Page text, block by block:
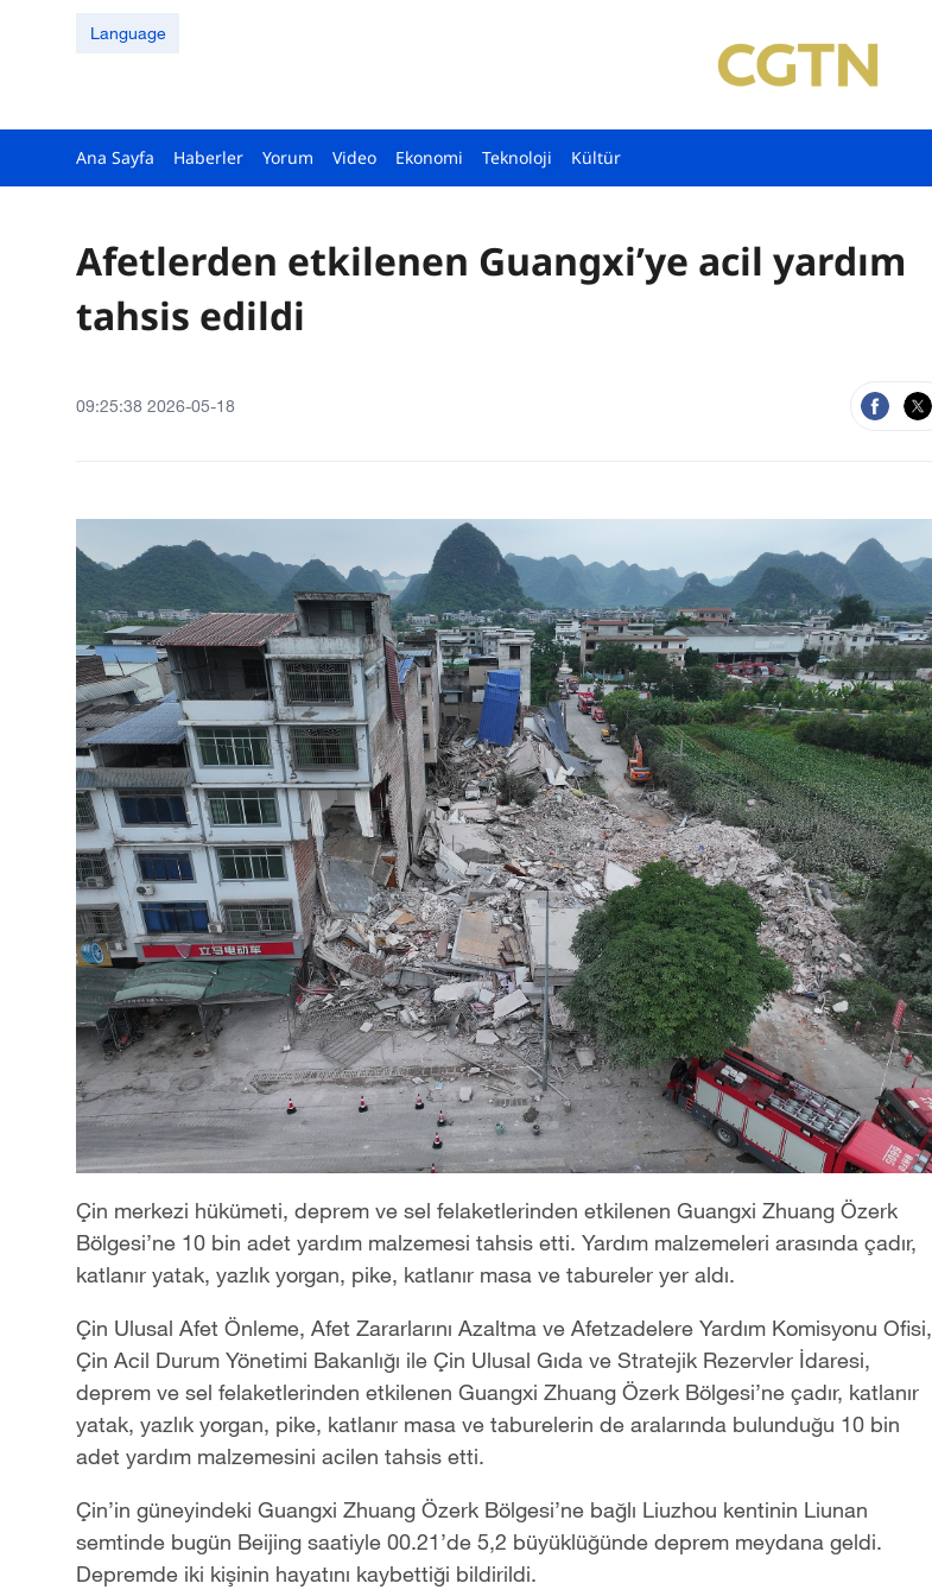
Language
Ana Sayfa Haberler Yorum Video Ekonomi Teknoloji Kültür
Afetlerden etkilenen Guangxi’ye acil yardım
tahsis edildi
09:25:38 2026-05-18
Çin merkezi hükümeti, deprem ve sel felaketlerinden etkilenen Guangxi Zhuang Özerk
Bölgesi’ne 10 bin adet yardım malzemesi tahsis etti. Yardım malzemeleri arasında çadır,
katlanır yatak, yazlık yorgan, pike, katlanır masa ve tabureler yer aldı.
Çin Ulusal Afet Önleme, Afet Zararlarını Azaltma ve Afetzadelere Yardım Komisyonu Ofisi,
Çin Acil Durum Yönetimi Bakanlığı ile Çin Ulusal Gıda ve Stratejik Rezervler İdaresi,
deprem ve sel felaketlerinden etkilenen Guangxi Zhuang Özerk Bölgesi’ne çadır, katlanır
yatak, yazlık yorgan, pike, katlanır masa ve taburelerin de aralarında bulunduğu 10 bin
adet yardım malzemesini acilen tahsis etti.
Çin’in güneyindeki Guangxi Zhuang Özerk Bölgesi’ne bağlı Liuzhou kentinin Liunan
semtinde bugün Beijing saatiyle 00.21’de 5,2 büyüklüğünde deprem meydana geldi.
Depremde iki kişinin hayatını kaybettiği bildirildi.